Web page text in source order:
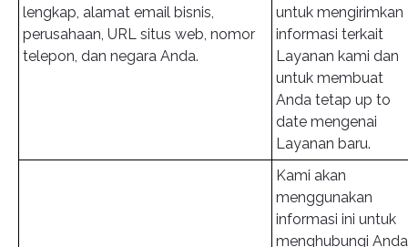
lengkap, alamat email bisnis,
perusahaan, URL situs web, nomor
telepon, dan negara Anda.
untuk mengirimkan
informasi terkait
Layanan kami dan
untuk membuat
Anda tetap up to
date mengenai
Layanan baru.
Kami akan
menggunakan
informasi ini untuk
menghubungi Anda